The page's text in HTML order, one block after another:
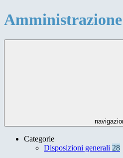
Categorie
Disposizioni generali 28